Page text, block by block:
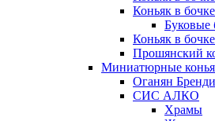
Коньяк в
Буковые
Коньяк в
Прошянский
Миниатюрные
Оганян Бренди
СИС АЛКО
Храмы